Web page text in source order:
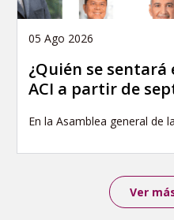
05 Ago 2026
¿Quién se sentará
ACI a partir de
En la Asamblea general de
Ver